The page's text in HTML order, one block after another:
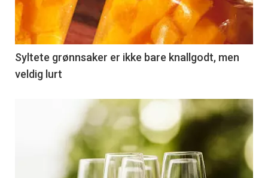
Syltete grønnsaker er ikke bare knallgodt, men
veldig lurt
Kommende